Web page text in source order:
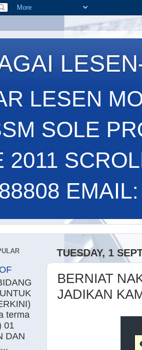
LESEN
SOLE
2011
TUESDAY, 1
BERNIAT
JADIKAN
terma
01
DAN